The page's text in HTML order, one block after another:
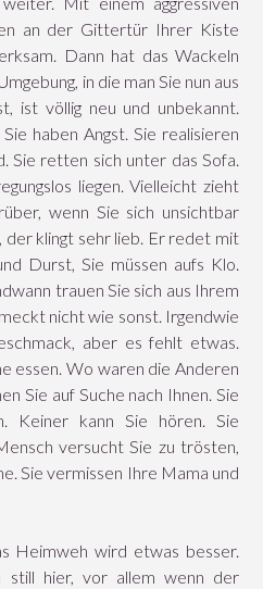
an der Gittertür Ihrer Kiste
Dann hat das Wackeln
in die man Sie nun aus
ist völlig neu und unbekannt.
haben Angst. Sie realisieren
Sie retten sich unter das Sofa.
liegen. Vielleicht zieht
wenn Sie sich unsichtbar
der klingt sehr lieb. Er redet mit
Durst, Sie müssen aufs Klo.
trauen Sie sich aus Ihrem
nicht wie sonst. Irgendwie
aber es fehlt etwas.
essen. Wo waren die Anderen
Sie auf Suche nach Ihnen. Sie
Keiner kann Sie hören. Sie
versucht Sie zu trösten,
Sie vermissen Ihre Mama und
Heimweh wird etwas besser.
still hier, vor allem wenn der